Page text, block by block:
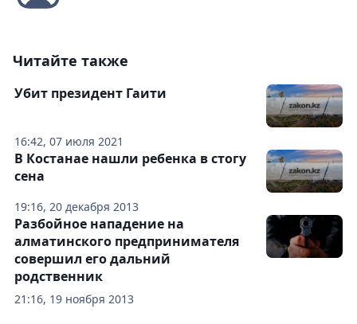
Читайте также
16:42, 07 июля 2021
Убит президент Гаити
19:16, 20 декабря 2013
В Костанае нашли ребенка в стогу
сена
21:16, 19 ноября 2013
Разбойное нападение на
алматинского предпринимателя
совершил его дальний
родственник